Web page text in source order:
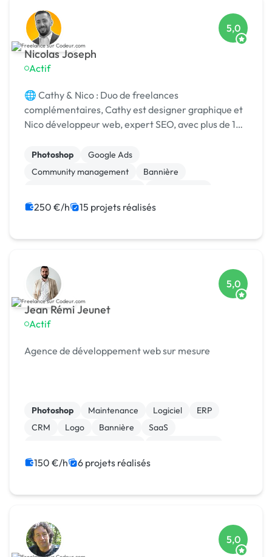
Nicolas Joseph
Actif
5,0
🌐 Cathy & Nico : Duo de freelances
complémentaires, Cathy est designer graphique et
Nico développeur web, expert SEO, avec plus de 10
Photoshop
Google Ads
Community management
Bannière
WooCommerce
Stripe
Shopify
250 €/h 15 projets réalisés
Jean Rémi Jeunet
Actif
5,0
Agence de développement web sur mesure
Photoshop Maintenance Logiciel
ERP
CRM
Logo Bannière
SaaS
150 €/h 6 projets réalisés
5,0